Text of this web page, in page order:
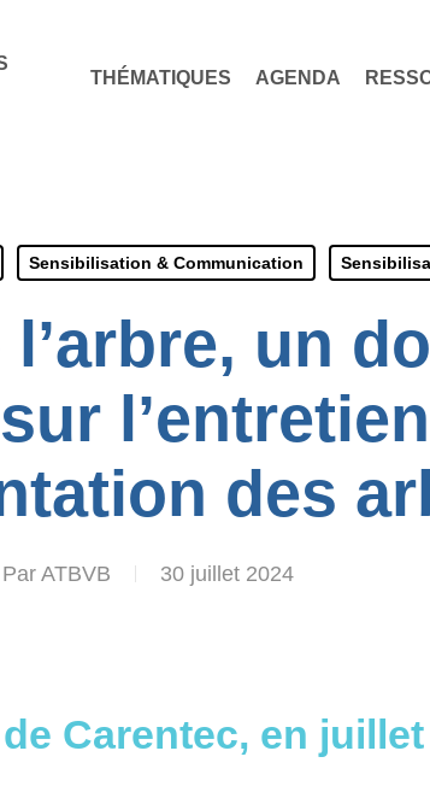
THÉMATIQUES AGENDA
Sensibilisation & Communication
un
des
Par ATBVB 30 juillet 2024
Carentec, en juillet